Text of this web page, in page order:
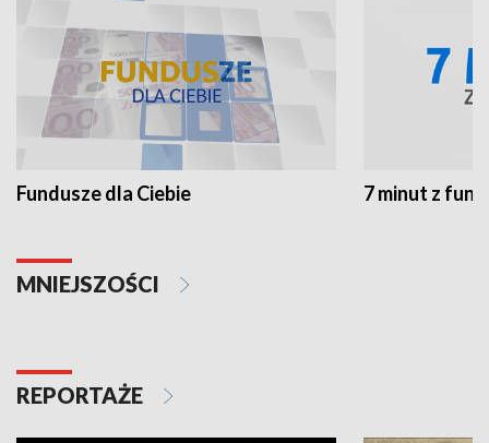
Fundusze dla Ciebie 7 minut z
MNIEJSZOŚCI
REPORTAŻE